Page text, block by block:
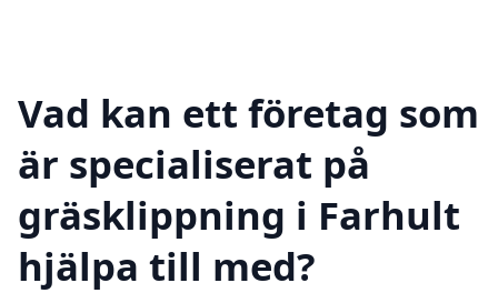
Vad kan ett företag som
är specialiserat på
gräsklippning i Farhult
hjälpa till med?